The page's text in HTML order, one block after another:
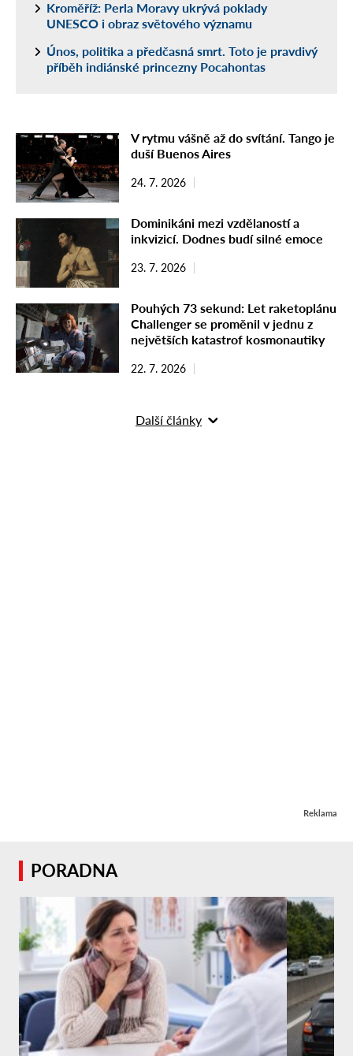
Kroměříž: Perla Moravy ukrývá poklady
UNESCO i obraz světového významu
Únos, politika a předčasná smrt. Toto je pravdivý
příběh indiánské princezny Pocahontas
V rytmu vášně až do svítání. Tango je
duší Buenos Aires
24. 7. 2026
Dominikáni mezi vzdělaností a
inkvizicí. Dodnes budí silné emoce
23. 7. 2026
Pouhých 73 sekund: Let raketoplánu
Challenger se proměnil v jednu z
největších katastrof kosmonautiky
22. 7. 2026
Další články
Reklama
PORADNA